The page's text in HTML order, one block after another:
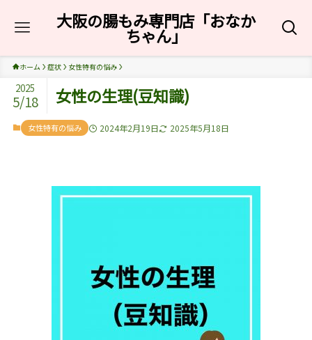
大阪の腸もみ専門店「おなか
ちゃん」
ホーム 症状 女性特有の悩み
女性の生理(豆知識)
2025
5/18
女性特有の悩み 2024年2月19日 2025年5月18日